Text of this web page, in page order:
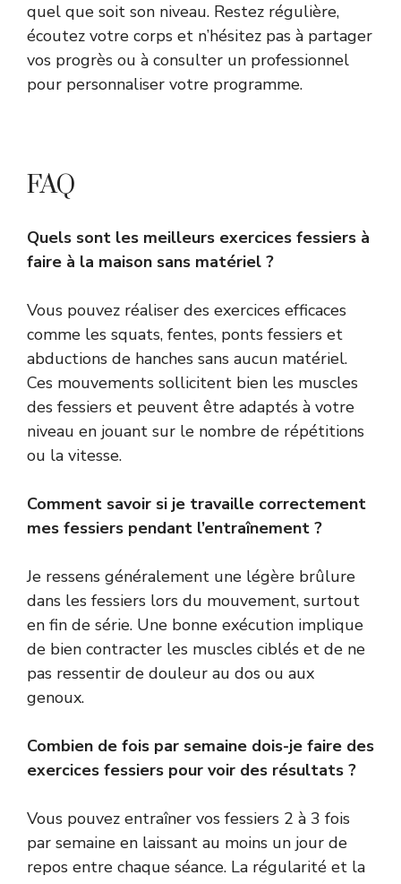
quel que soit son niveau. Restez régulière,
écoutez votre corps et n’hésitez pas à partager
vos progrès ou à consulter un professionnel
pour personnaliser votre programme.
FAQ
Quels sont les meilleurs exercices fessiers à
faire à la maison sans matériel ?
Vous pouvez réaliser des exercices efficaces
comme les squats, fentes, ponts fessiers et
abductions de hanches sans aucun matériel.
Ces mouvements sollicitent bien les muscles
des fessiers et peuvent être adaptés à votre
niveau en jouant sur le nombre de répétitions
ou la vitesse.
Comment savoir si je travaille correctement
mes fessiers pendant l’entraînement ?
Je ressens généralement une légère brûlure
dans les fessiers lors du mouvement, surtout
en fin de série. Une bonne exécution implique
de bien contracter les muscles ciblés et de ne
pas ressentir de douleur au dos ou aux
genoux.
Combien de fois par semaine dois-je faire des
exercices fessiers pour voir des résultats ?
Vous pouvez entraîner vos fessiers 2 à 3 fois
par semaine en laissant au moins un jour de
repos entre chaque séance. La régularité et la